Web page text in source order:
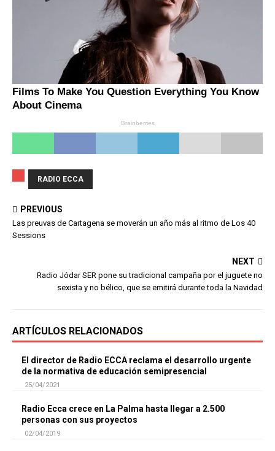
RADIO ECCA
PREVIOUS
Las preuvas de Cartagena se moverán un año más al ritmo de Los 40
Sessions
NEXT
Radio Jódar SER pone su tradicional campaña por el juguete no
sexista y no bélico, que se emitirá durante toda la Navidad
ARTÍCULOS RELACIONADOS
El director de Radio ECCA reclama el desarrollo urgente
de la normativa de educación semipresencial
25/04/2021
Radio Ecca crece en La Palma hasta llegar a 2.500
personas con sus proyectos
02/04/2019